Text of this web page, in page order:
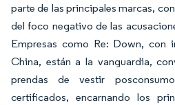
parte de las principales marcas,
del foco negativo de las
Empresas como Re: Down, con
China, están a la vanguardia,
prendas de vestir
certificados, encarnando los